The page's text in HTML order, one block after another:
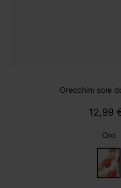
Orecchini sole
12,99
Oro